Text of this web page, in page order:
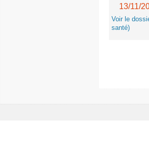
13/11/
Voir le
santé)